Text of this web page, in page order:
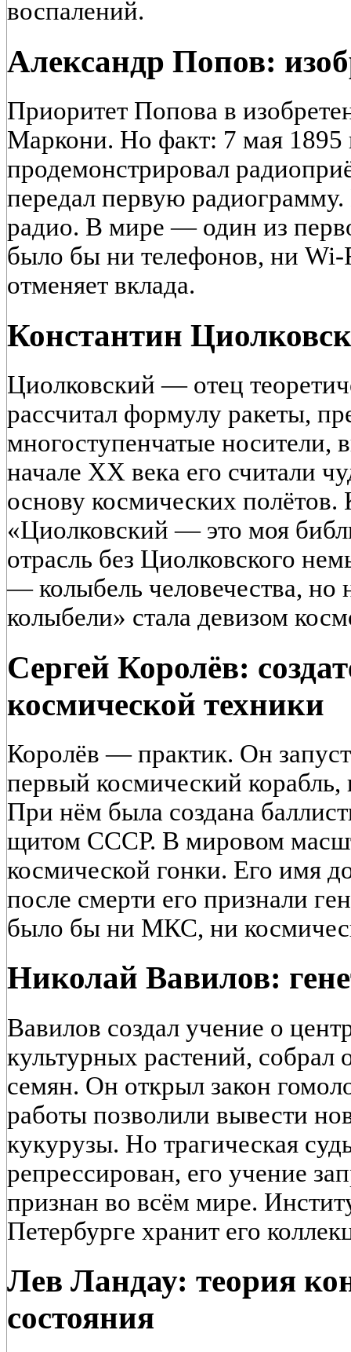
воспалений.
Александр Попов:
Приоритет Попова в
Маркони. Но факт: 7 мая 1895
продемонстрировал
передал первую
радио. В мире — один из
было бы ни телефонов, ни
отменяет вклада.
Константин
Циолковский — отец
рассчитал формулу ракеты,
многоступенчатые носители,
начале XX века его считали
основу космических полётов.
«Циолковский — это моя
отрасль без Циолковского
— колыбель человечества, но
колыбели» стала девизом
Сергей Королёв:
космической техники
Королёв — практик. Он
первый космический корабль,
При нём была создана
щитом СССР. В мировом
космической гонки. Его имя
после смерти его признали
было бы ни МКС, ни
Николай Вавилов:
Вавилов создал учение о
культурных растений,
семян. Он открыл закон
работы позволили вывести
кукурузы. Но трагическая
репрессирован, его учение
признан во всём мире.
Петербурге хранит его
Лев Ландау: теория
состояния